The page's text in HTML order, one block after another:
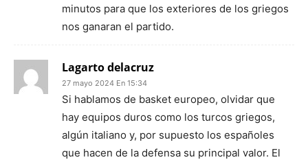
minutos para que los exteriores de los griegos
nos ganaran el partido.
Lagarto delacruz
27 mayo 2024 En 15:34
Si hablamos de basket europeo, olvidar que
hay equipos duros como los turcos griegos,
algún italiano y, por supuesto los españoles
que hacen de la defensa su principal valor. El